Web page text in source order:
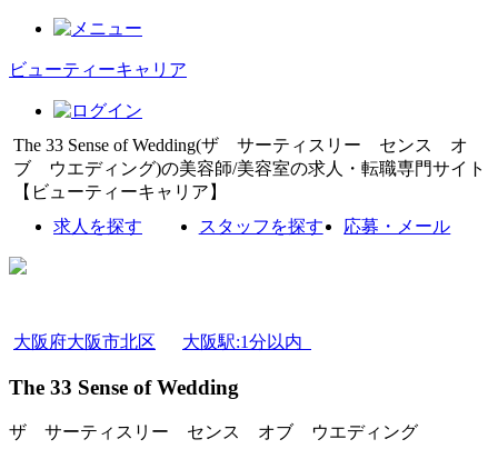
ビューティーキャリア
The 33 Sense of Wedding(ザ サーティスリー センス オ
ブ ウエディング)の美容師/美容室の求人・転職専門サイト
【ビューティーキャリア】
求人を探す
スタッフを探す 応募・メール
大阪府大阪市北区 大阪駅:1分以内
The 33 Sense of Wedding
ザ サーティスリー センス オブ ウエディング